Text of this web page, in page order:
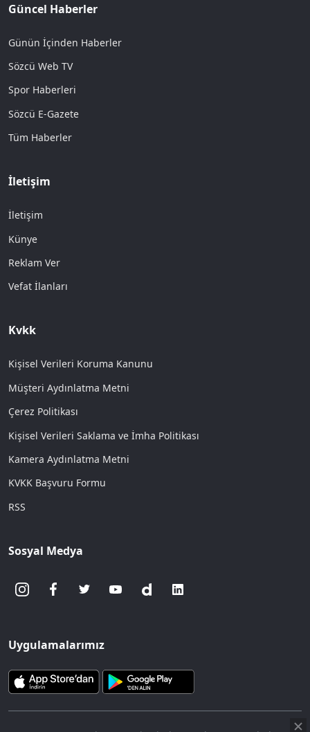
Güncel Haberler
Günün İçinden Haberler
Sözcü Web TV
Spor Haberleri
Sözcü E-Gazete
Tüm Haberler
İletişim
İletişim
Künye
Reklam Ver
Vefat İlanları
Kvkk
Kişisel Verileri Koruma Kanunu
Müşteri Aydınlatma Metni
Çerez Politikası
Kişisel Verileri Saklama ve İmha Politikası
Kamera Aydınlatma Metni
KVKK Başvuru Formu
RSS
Sosyal Medya
Uygulamalarımız